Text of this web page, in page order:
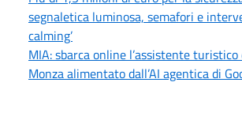
segnaletica luminosa, semafori e
calming’
MIA: sbarca online l’assistente turistico
Monza alimentato dall’AI agentica di